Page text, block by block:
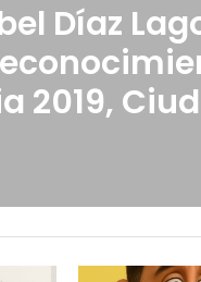
Díaz
2019,